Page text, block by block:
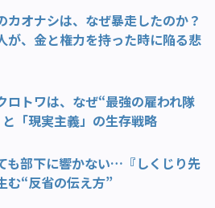
カオナシは、なぜ暴走したのか？
が、金と権力を持った時に陥る悲
ロトワは、なぜ“最強の雇われ隊
「現実主義」の生存戦略
も部下に響かない…『しくじり先
む“反省の伝え方”